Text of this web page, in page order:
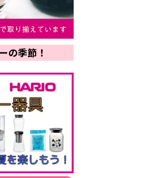
の季節！